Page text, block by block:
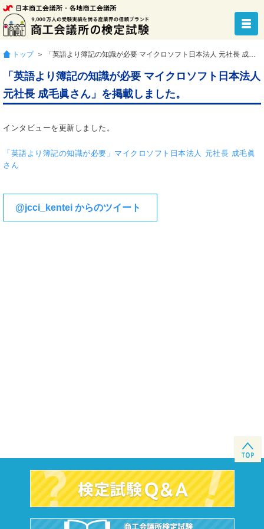
トップ ＞ 「英語より簿記の知識が必要 マイクロソフト日本法人 元社長 成毛眞さん」を掲載しました。
「英語より簿記の知識が必要 マイクロソフト日本法人
元社長 成毛眞さん」を掲載しました。
インタビューを更新しました。
「英語より簿記の知識が必要」マイクロソフト日本法人 元社長 成毛眞
さん
@jcci_kentei からのツイート